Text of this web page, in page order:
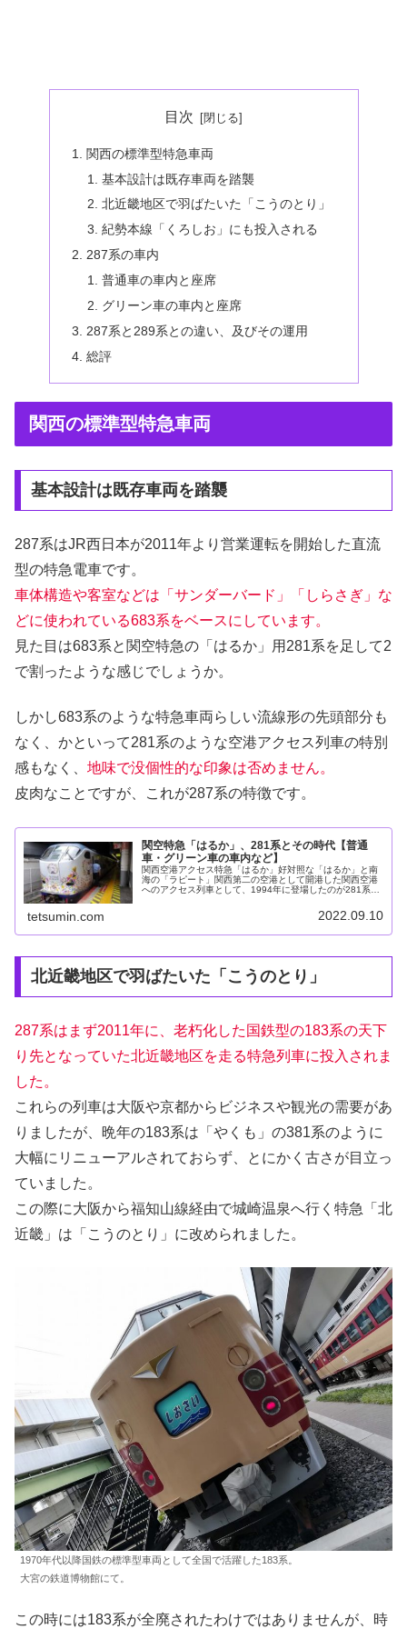
目次
関西の標準型特急車両
基本設計は既存車両を踏襲
北近畿地区で羽ばたいた「こうのとり」
紀勢本線「くろしお」にも投入される
287系の車内
普通車の車内と座席
グリーン車の車内と座席
287系と289系との違い、及びその運用
総評
関西の標準型特急車両
基本設計は既存車両を踏襲
287系はJR西日本が2011年より営業運転を開始した直流
型の特急電車です。
車体構造や客室などは「サンダーバード」「しらさぎ」な
どに使われている683系をベースにしています。
見た目は683系と関空特急の「はるか」用281系を足して2
で割ったような感じでしょうか。
しかし683系のような特急車両らしい流線形の先頭部分も
なく、かといって281系のような空港アクセス列車の特別
感もなく、 地味で没個性的な印象は否めません。
皮肉なことですが、これが287系の特徴です。
関空特急「はるか」、281系とその時代【普通
車・グリーン車の車内など】
関西空港アクセス特急「はるか」好対照な「はるか」と南
海の「ラピート」関西第二の空港として開港した関西空港
へのアクセス列車として、1994年に登場したのが281系で
tetsumin.com 2022.09.10
北近畿地区で羽ばたいた「こうのとり」
287系はまず2011年に、老朽化した国鉄型の183系の天下
り先となっていた北近畿地区を走る特急列車に投入されま
した。
これらの列車は大阪や京都からビジネスや観光の需要があ
りましたが、晩年の183系は「やくも」の381系のように
大幅にリニューアルされておらず、とにかく古さが目立っ
ていました。
この際に大阪から福知山線経由で城崎温泉へ行く特急「北
近畿」は「こうのとり」に改められました。
1970年代以降国鉄の標準型車両として全国で活躍した183系。
大宮の鉄道博物館にて。
この時には183系が全廃されたわけではありませんが、時